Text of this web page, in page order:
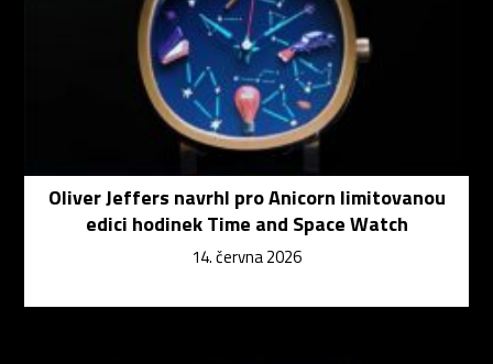
Oliver Jeffers navrhl pro Anicorn limitovanou
edici hodinek Time and Space Watch
14. června 2026